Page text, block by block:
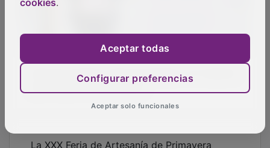
Herrera Casado rinde homenaje a 12 mujeres
que forjaron Guadalajara
La XXX Feria de Artesanía de Primavera
cookies.
Aceptar todas
Configurar preferencias
Aceptar solo funcionales